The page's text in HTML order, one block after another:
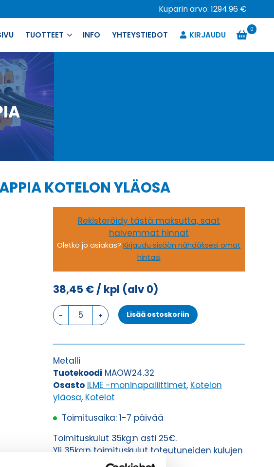
Kuparin arvo: 1294.96 €
TUOTTEET INFO YHTEYSTIEDOT KIRJAUDU
0
KOTELON YLÄOSA
Rekisteröidy tästä maksutta, saat
halvemmat hinnat
Oletko jo asiakas?Kirjaudu sisään nähdäksesi omat
hintasi
38,45 €/ kpl (alv 0)
KOTELON
YLÄOSA,
TAPPIA
KOTELON
YLÄOSA
määrä
Lisää ostoskoriin
Metalli
Tuotekoodi MAOW24.32
Osasto ILME -moninapaliittimet, Kotelon
yläosa, Kotelot
Toimitusaika: 1-7 päivää
Toimituskulut 35kg:n asti 25€.
Yli 35kg:n toimituskulut toteutuneiden kulujen